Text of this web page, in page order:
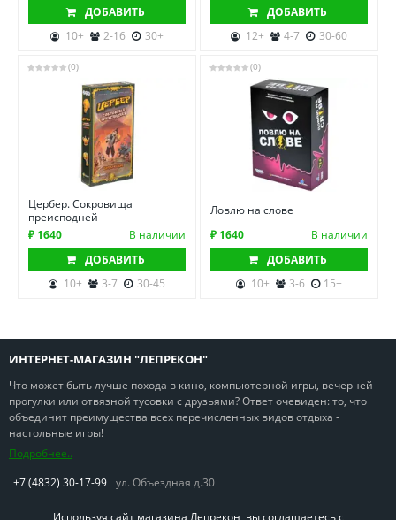
ДОБАВИТЬ
10+
2-16 30+
ДОБАВИТЬ
12+
4-7 30-60
(0)
Цербер. Сокровища
преисподней
₽ 1640
В наличии
ДОБАВИТЬ
10+
3-7 30-45
(0)
Ловлю на слове
₽ 1640
В наличии
ДОБАВИТЬ
10+
3-6 15+
ИНТЕРНЕТ-МАГАЗИН "ЛЕПРЕКОН"
Что может быть лучше похода в кино, компьютерной игры, вечерней
прогулки или отвязной тусовки с друзьями? Ответ очевиден: то, что
объединит преимущества всех перечисленных видов отдыха -
настольные игры!
Подробнее..
+7 (4832) 30-17-99 ул. Объездная д.30
Используя сайт магазина Лепрекон, вы соглашаетесь с